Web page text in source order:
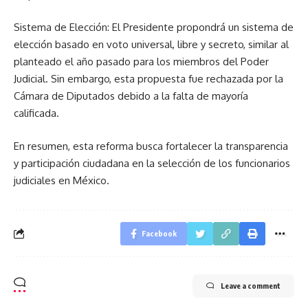
Sistema de Elección: El Presidente propondrá un sistema de
elección basado en voto universal, libre y secreto, similar al
planteado el año pasado para los miembros del Poder
Judicial. Sin embargo, esta propuesta fue rechazada por la
Cámara de Diputados debido a la falta de mayoría
calificada.
En resumen, esta reforma busca fortalecer la transparencia
y participación ciudadana en la selección de los funcionarios
judiciales en México.
Facebook
Leave a comment